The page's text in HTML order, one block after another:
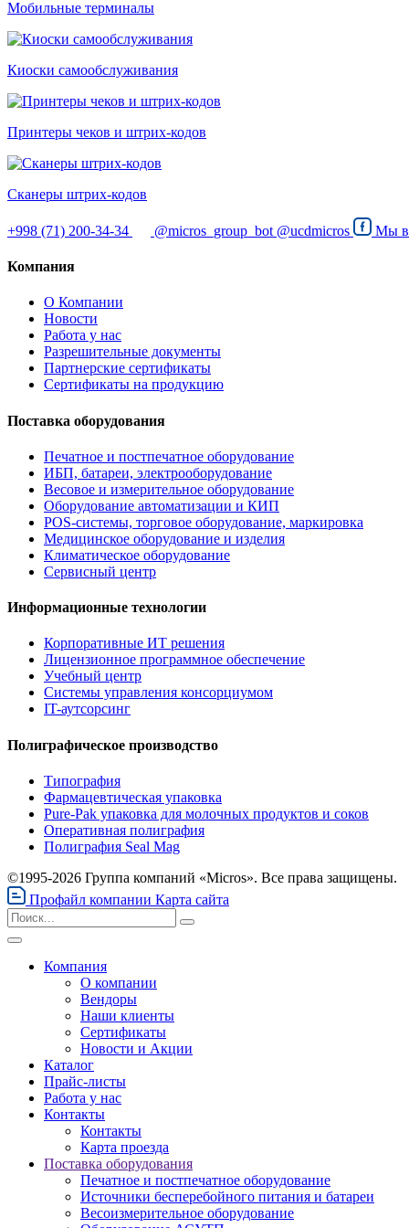
Мобильные терминалы
Киоски самообслуживания
Принтеры чеков и штрих-кодов
Cканеры штрих-кодов
+998 (71) 200-34-34 @micros_group_bot @ucdmicros Мы в
Компания
О Компании
Новости
Работа у нас
Разрешительные документы
Партнерские сертификаты
Сертификаты на продукцию
Поставка оборудования
Печатное и постпечатное оборудование
ИБП, батареи, электрооборудование
Весовое и измерительное оборудование
Оборудование автоматизации и КИП
POS-системы, торговое оборудование, маркировка
Медицинское оборудование и изделия
Климатическое оборудование
Сервисный центр
Информационные технологии
Корпоративные ИТ решения
Лицензионное программное обеспечение
Учебный центр
Системы управления консорциумом
IT-аутсорсинг
Полиграфическое производство
Типография
Фармацевтическая упаковка
Pure-Pak упаковка для молочных продуктов и соков
Оперативная полиграфия
Полиграфия Seal Mag
©1995-2026 Группа компаний «Micros». Все права защищены.
Профайл компании Карта сайта
Компания
О компании
Вендоры
Наши клиенты
Сертификаты
Новости и Акции
Каталог
Прайс-листы
Работа у нас
Контакты
Контакты
Карта проезда
Поставка оборудования
Печатное и постпечатное оборудование
Источники бесперебойного питания и батареи
Весоизмерительное оборудование